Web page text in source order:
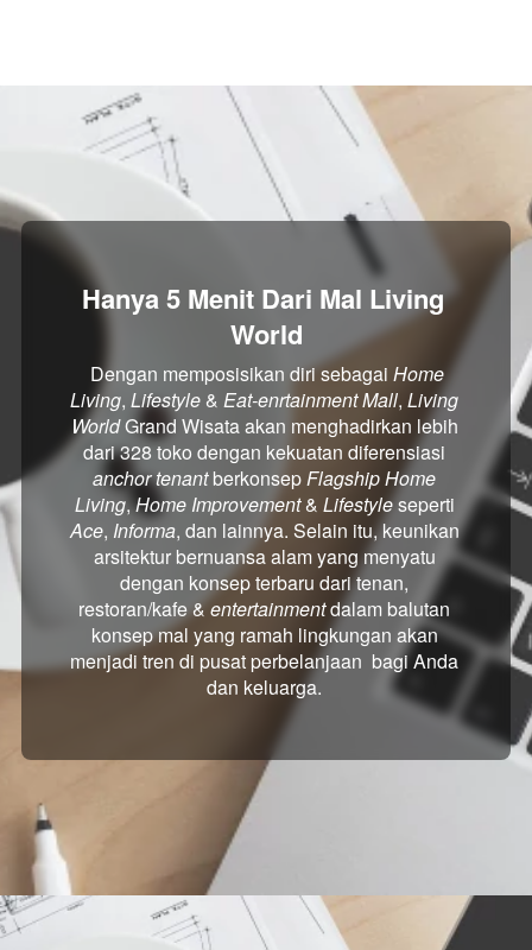
Hanya 5 Menit Dari Mal Living
World
Dengan memposisikan diri sebagai Home
Living, Lifestyle & Eat-enrtainment Mall, Living
WorldGrand Wisata akan menghadirkan lebih
dari 328 toko dengan kekuatan diferensiasi
anchor tenant berkonsepFlagship Home
Living,Home Improvement& Lifestyleseperti
Ace, Informa, dan lainnya. Selain itu, keunikan
arsitektur bernuansa alam yang menyatu
dengan konsep terbaru dari tenan,
restoran/kafe &entertainmentdalam balutan
konsep mal yang ramah lingkungan akan
menjadi tren di pusat perbelanjaan bagi Anda
dan keluarga.